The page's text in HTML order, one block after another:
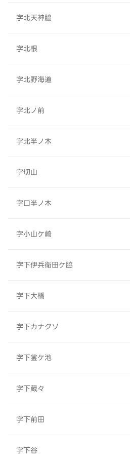
字北天神脇
字北根
字北野海道
字北ノ前
字北半ノ木
字切山
字口半ノ木
字小山ケ崎
字下伊兵衛田ケ脇
字下大橋
字下カナクソ
字下釜ケ池
字下蔵々
字下前田
字下谷